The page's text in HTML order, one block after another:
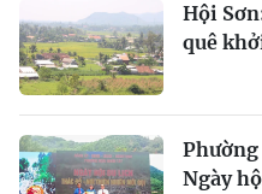
Hội
quê
Ngày